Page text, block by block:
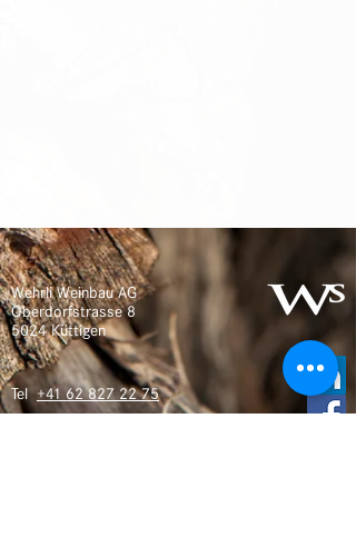
Wehrli Weinbau AG
Oberdorfstrasse 8
5024 Küttigen
Tel+41 62 827 22 75